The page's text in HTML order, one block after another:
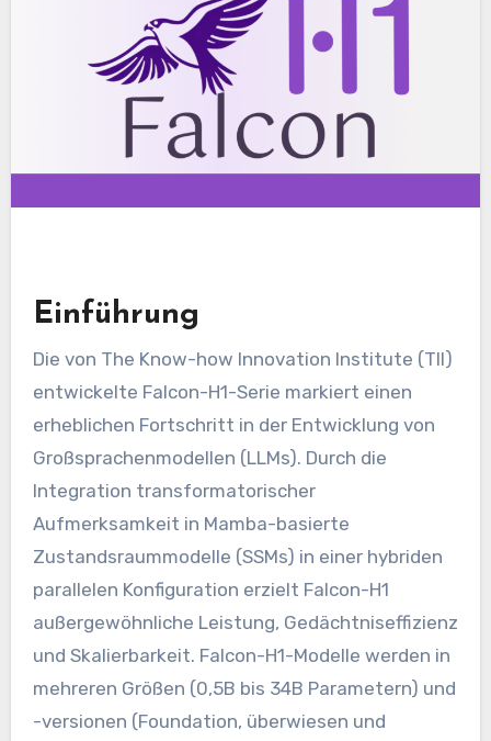
Einführung
Die von The Know-how Innovation Institute (TII)
entwickelte Falcon-H1-Serie markiert einen
erheblichen Fortschritt in der Entwicklung von
Großsprachenmodellen (LLMs). Durch die
Integration transformatorischer
Aufmerksamkeit in Mamba-basierte
Zustandsraummodelle (SSMs) in einer hybriden
parallelen Konfiguration erzielt Falcon-H1
außergewöhnliche Leistung, Gedächtniseffizienz
und Skalierbarkeit. Falcon-H1-Modelle werden in
mehreren Größen (0,5B bis 34B Parametern) und
-versionen (Foundation, überwiesen und